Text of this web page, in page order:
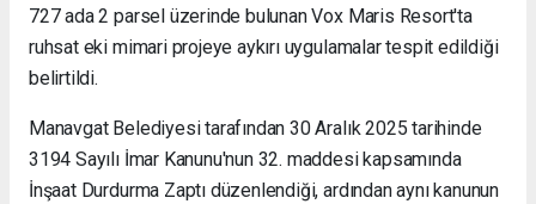
727 ada 2 parsel üzerinde bulunan Vox Maris Resort'ta
ruhsat eki mimari projeye aykırı uygulamalar tespit edildiği
belirtildi.
Manavgat Belediyesi tarafından 30 Aralık 2025 tarihinde
3194 Sayılı İmar Kanunu'nun 32. maddesi kapsamında
İnşaat Durdurma Zaptı düzenlendiği, ardından aynı kanunun